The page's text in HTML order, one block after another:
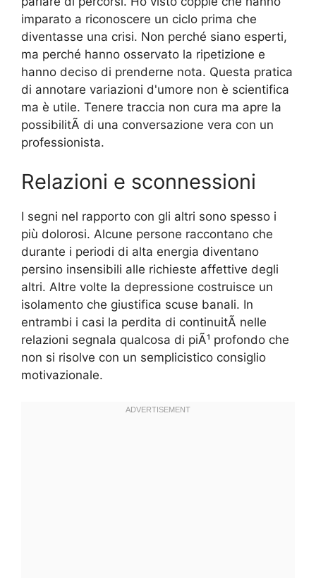
imparato a riconoscere un ciclo prima che
diventasse una crisi. Non perché siano esperti,
ma perché hanno osservato la ripetizione e
hanno deciso di prenderne nota. Questa pratica
di annotare variazioni d'umore non è scientifica
ma è utile. Tenere traccia non cura ma apre la
possibilitÃ di una conversazione vera con un
professionista.
Relazioni e sconnessioni
I segni nel rapporto con gli altri sono spesso i
più dolorosi. Alcune persone raccontano che
durante i periodi di alta energia diventano
persino insensibili alle richieste affettive degli
altri. Altre volte la depressione costruisce un
isolamento che giustifica scuse banali. In
entrambi i casi la perdita di continuitÃ nelle
relazioni segnala qualcosa di piÃ¹ profondo che
non si risolve con un semplicistico consiglio
motivazionale.